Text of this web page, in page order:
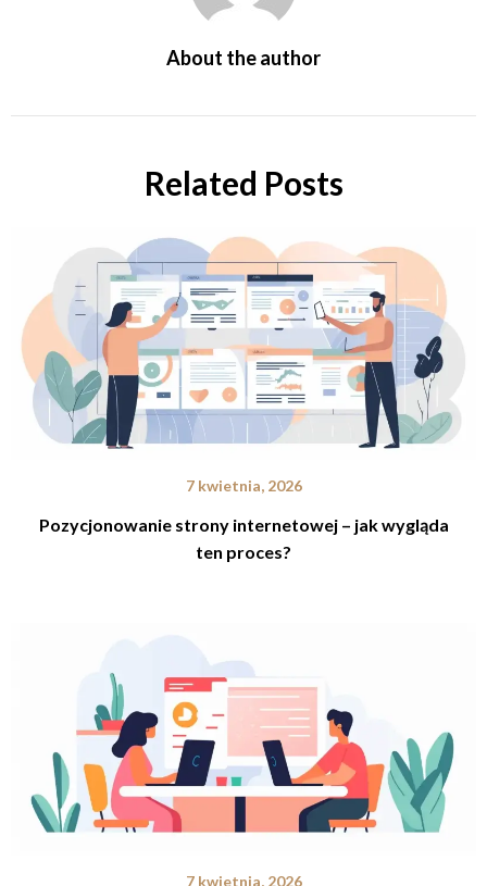
About the author
Related Posts
7 kwietnia, 2026
Pozycjonowanie strony internetowej – jak wygląda
ten proces?
7 kwietnia, 2026